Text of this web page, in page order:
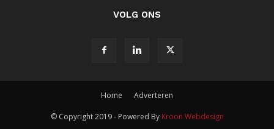
VOLG ONS
Home Adverteren
© Copyright 2019 - Powered By Kroon Webdesign